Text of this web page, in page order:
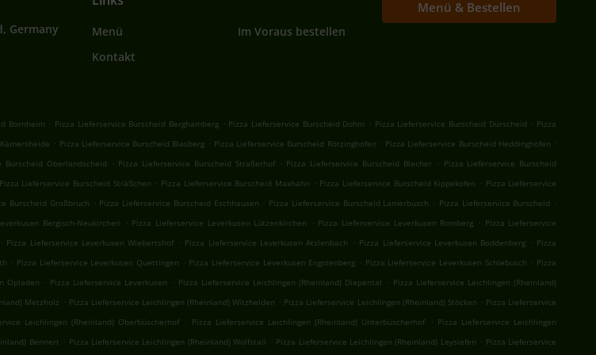
Germany
Menü
Im Voraus bestellen
Kontakt
Menü & Bestellen
Bornheim . Pizza Lieferservice Burscheid Berghamberg . Pizza Lieferservice Burscheid Dohm . Pizza Lieferservice Burscheid Dürscheid . Pizza
. Pizza Lieferservice Burscheid Blasberg . Pizza Lieferservice Burscheid Rötzinghofen . Pizza Lieferservice Burscheid Heddinghofen .
Burscheid Oberlandscheid . Pizza Lieferservice Burscheid Straßerhof . Pizza Lieferservice Burscheid Blecher . Pizza Lieferservice Burscheid
Pizza Lieferservice Burscheid Sträßchen . Pizza Lieferservice Burscheid Maxhahn . Pizza Lieferservice Burscheid Kippekofen . Pizza Lieferservice
Burscheid Großbruch . Pizza Lieferservice Burscheid Eschhausen . Pizza Lieferservice Burscheid Lamerbusch . Pizza Lieferservice Burscheid .
Bergisch-Neukirchen . Pizza Lieferservice Leverkusen Lützenkirchen . Pizza Lieferservice Leverkusen Romberg . Pizza Lieferservice
. Pizza Lieferservice Leverkusen Wiebertshof . Pizza Lieferservice Leverkusen Atzlenbach . Pizza Lieferservice Leverkusen Boddenberg . Pizza
. Pizza Lieferservice Leverkusen Quettingen . Pizza Lieferservice Leverkusen Engstenberg . Pizza Lieferservice Leverkusen Schlebusch . Pizza
Opladen . Pizza Lieferservice Leverkusen . Pizza Lieferservice Leichlingen (Rheinland) Diepental . Pizza Lieferservice Leichlingen (Rheinland)
Metzholz . Pizza Lieferservice Leichlingen (Rheinland) Witzhelden . Pizza Lieferservice Leichlingen (Rheinland) Stöcken . Pizza Lieferservice
Leichlingen (Rheinland) Oberbüscherhof . Pizza Lieferservice Leichlingen (Rheinland) Unterbüscherhof . Pizza Lieferservice Leichlingen
Bennert . Pizza Lieferservice Leichlingen (Rheinland) Wolfstall . Pizza Lieferservice Leichlingen (Rheinland) Leysiefen . Pizza Lieferservice